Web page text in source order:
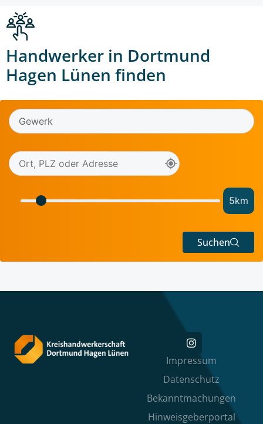
Handwerker in Dortmund
Hagen Lünen finden
5km
Suchen
Impressum
Datenschutz
Bekanntmachungen
Hinweisgeberportal